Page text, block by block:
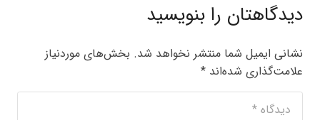
دیدگاهتان را بنویسید
نشانی ایمیل شما منتشر نخواهد شد. بخش‌های موردنیاز
علامت‌گذاری شده‌اند *